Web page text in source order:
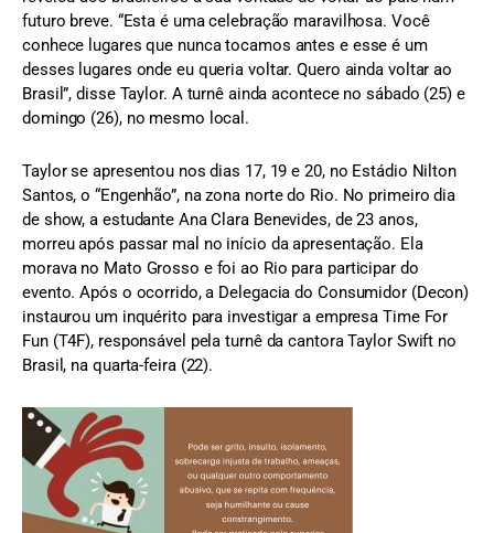
futuro breve. “Esta é uma celebração maravilhosa. Você
conhece lugares que nunca tocamos antes e esse é um
desses lugares onde eu queria voltar. Quero ainda voltar ao
Brasil”, disse Taylor. A turnê ainda acontece no sábado (25) e
domingo (26), no mesmo local.
Taylor se apresentou nos dias 17, 19 e 20, no Estádio Nilton
Santos, o “Engenhão”, na zona norte do Rio. No primeiro dia
de show, a estudante Ana Clara Benevides, de 23 anos,
morreu após passar mal no início da apresentação. Ela
morava no Mato Grosso e foi ao Rio para participar do
evento. Após o ocorrido, a Delegacia do Consumidor (Decon)
instaurou um inquérito para investigar a empresa Time For
Fun (T4F), responsável pela turnê da cantora Taylor Swift no
Brasil, na quarta-feira (22).